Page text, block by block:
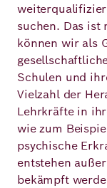
suchen. Das
können wir als
Schulen und
Vielzahl der
Lehrkräfte in
wie zum
psychische
entstehen
bekämpft